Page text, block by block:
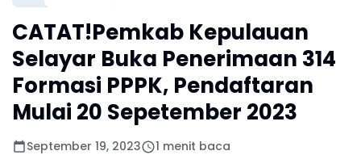
CATAT!Pemkab Kepulauan
Selayar Buka Penerimaan 314
Formasi PPPK, Pendaftaran
Mulai 20 Sepetember 2023
September 19, 2023 1 menit baca